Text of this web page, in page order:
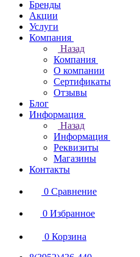
Бренды
Акции
Услуги
Компания
Назад
Компания
О компании
Сертификаты
Отзывы
Блог
Информация
Назад
Информация
Реквизиты
Магазины
Контакты
0 Сравнение
0 Избранное
0 Корзина